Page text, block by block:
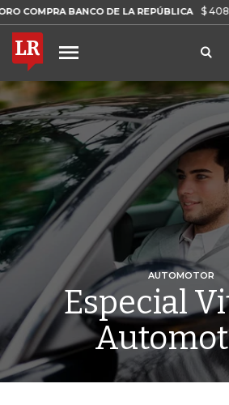
BANCO DE LA REPÚBLICA $ 408.498,97
AUTOMOTOR
Especial